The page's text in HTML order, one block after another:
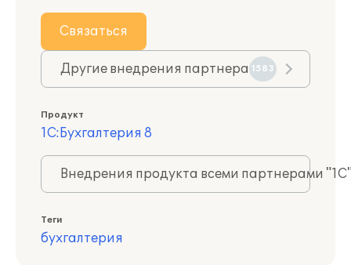
Связаться
Другие внедрения партнера 1583
Продукт
1С:Бухгалтерия 8
Внедрения продукта всеми партнерами
Теги
бухгалтерия